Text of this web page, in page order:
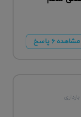
مشاهده ۶ پاسخ